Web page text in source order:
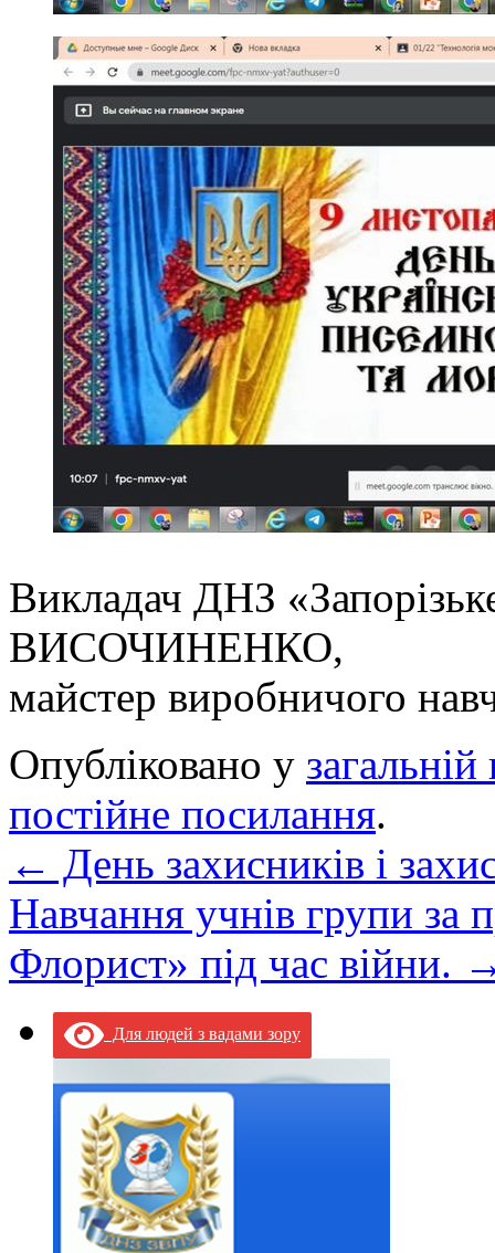
Викладач ДНЗ
ВИСОЧИНЕНКО,
майстер виробничого
Опубліковано у загальній
постійне посилання.
← День захисників і
Навчання учнів групи
Флорист» під час війни.
Для людей з вадами зору